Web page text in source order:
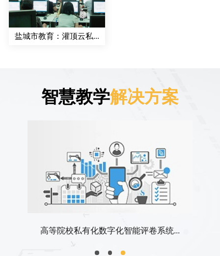
盐城市教育：灌顶云私...
智慧教学解决方案
高等院校私有化数字化智能评卷系统...